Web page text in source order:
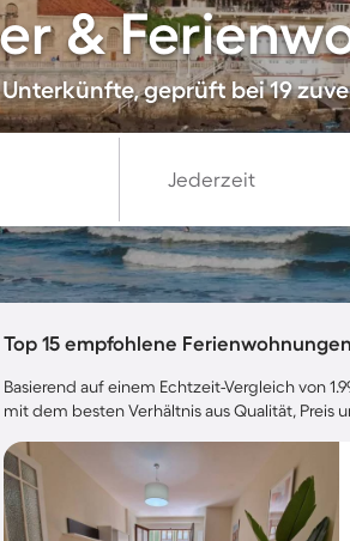
&
geprüft bei 19
Jederzeit
Top 15 empfohlene
Basierend auf einem Echtzeit-Vergleich von
mit dem besten Verhältnis aus Qualität, Preis